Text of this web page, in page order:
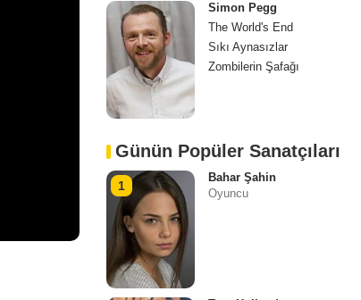
Simon Pegg
The World's End
Sıkı Aynasızlar
Zombilerin Şafağı
Günün Popüler Sanatçıları
1
Bahar Şahin
Oyuncu